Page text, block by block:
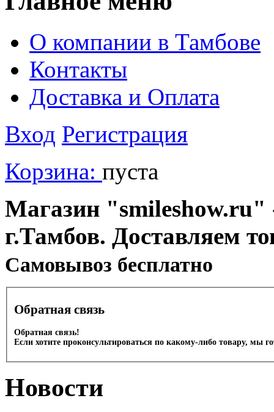
О компании в Тамбове
Контакты
Доставка и Оплата
Вход Регистрация
Корзина: пуста
Магазин "smileshow.ru"
г.Тамбов. Доставляем
Cамовывоз бесплатно
Обратная связь
Обратная связь!
Если хотите проконсультироваться по какому-либо товару, мы
Новости